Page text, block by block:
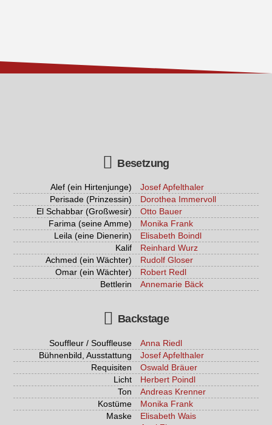
Besetzung
Alef (ein Hirtenjunge)
Josef Apfelthaler
Perisade (Prinzessin)
Dorothea Immervoll
El Schabbar (Großwesir)
Otto Bauer
Farima (seine Amme)
Monika Frank
Leila (eine Dienerin)
Elisabeth Boindl
Kalif
Reinhard Wurz
Achmed (ein Wächter)
Rudolf Gloser
Omar (ein Wächter)
Robert Redl
Bettlerin
Annemarie Bäck
Backstage
Souffleur / Souffleuse
Anna Riedl
Bühnenbild, Ausstattung
Josef Apfelthaler
Requisiten
Oswald Bräuer
Licht
Herbert Poindl
Ton
Andreas Krenner
Kostüme
Monika Frank
Maske
Elisabeth Wais